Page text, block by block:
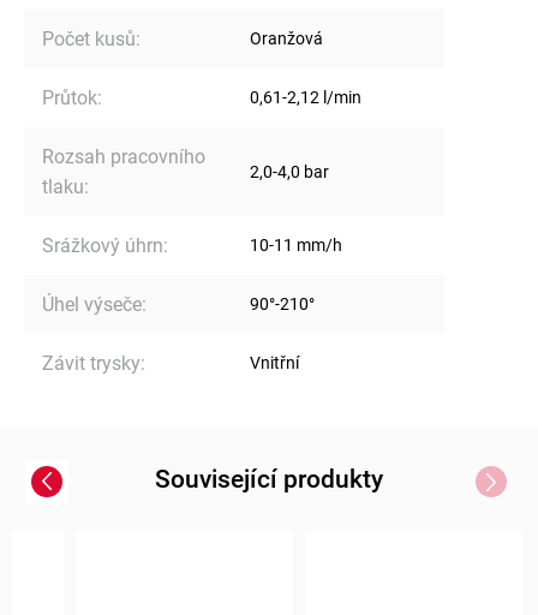
Počet kusů: Oranžová
Průtok: 0,61-2,12 l/min
Rozsah pracovního
tlaku:
2,0-4,0 bar
Srážkový úhrn: 10-11 mm/h
Úhel výseče: 90°-210°
Závit trysky: Vnitřní
Související produkty
Previous Next